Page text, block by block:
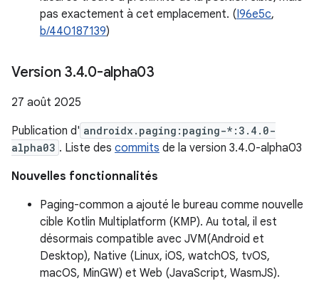
pas exactement à cet emplacement. (I96e5c,
b/440187139)
Version 3.4.0-alpha03
27 août 2025
Publication d' androidx.paging:paging-*:3.4.0-
alpha03 . Liste des commits de la version 3.4.0-alpha03
Nouvelles fonctionnalités
Paging-common a ajouté le bureau comme nouvelle
cible Kotlin Multiplatform (KMP). Au total, il est
désormais compatible avec JVM(Android et
Desktop), Native (Linux, iOS, watchOS, tvOS,
macOS, MinGW) et Web (JavaScript, WasmJS).